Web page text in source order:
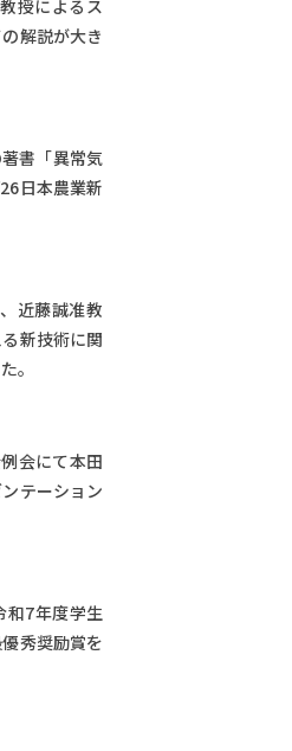
三重県津市栗真町屋町1577
の方へ
授によるス
解説が大き
書「異常気
日本農業新
近藤誠准教
新技術に関
。
会にて本田
テーション
和7年度学生
秀奨励賞を